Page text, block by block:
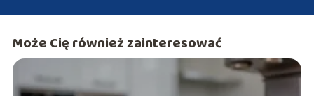
Może Cię również zainteresować